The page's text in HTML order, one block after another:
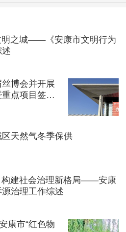
程，确保比武结果公平公正、
全市自下而上逐级开展比武活
场预赛选拔，13支代表队52
节。10月31日至11月1日，举
练兵竞赛，9个代表队获得全
10名同志被评为经办服务能
户全部参保缴费，省局表扬安
集体8个、全省医保系统先进
紫阳县医保管理服务工作被省
）。探索实施的两定机构三五
面落实的线下审核支付5+3+2
明之城——《安康市文明行为
博会并开展
点项目签约
天然气冬季保供
构建社会治理新格局——安康
治理工作综述
康市“红色物